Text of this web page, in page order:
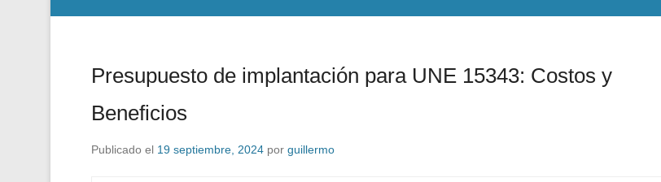
Presupuesto de implantación para UNE 15343: Costos y
Beneficios
Publicado el 19 septiembre, 2024 por guillermo